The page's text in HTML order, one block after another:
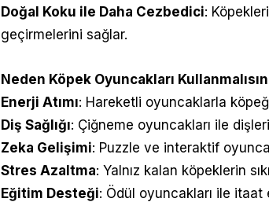
Doğal Koku ile Daha Cezbedici:
geçirmelerini sağlar.
Neden Köpek Oyuncakları
Enerji Atımı: Hareketli oyuncaklarla
Diş Sağlığı: Çiğneme oyuncakları ile
Zeka Gelişimi: Puzzle ve interaktif
Stres Azaltma: Yalnız kalan köpeklerin
Eğitim Desteği: Ödül oyuncakları ile itaat